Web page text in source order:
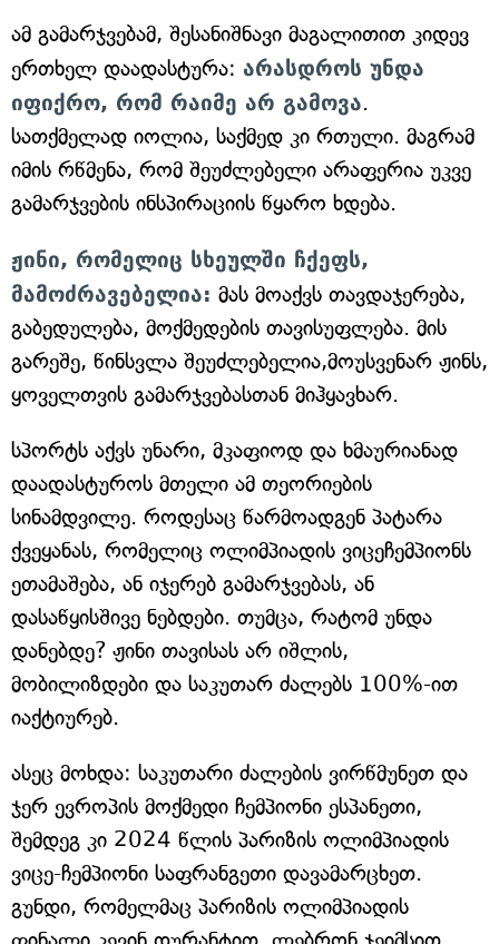
ამ გამარჯვებამ, შესანიშნავი მაგალითით კიდევ
ერთხელ დაადასტურა: არასდროს უნდა
იფიქრო, რომ რაიმე არ გამოვა.
სათქმელად იოლია, საქმედ კი რთული. მაგრამ
იმის რწმენა, რომ შეუძლებელი არაფერია უკვე
გამარჯვების ინსპირაციის წყარო ხდება.
ჟინი, რომელიც სხეულში ჩქეფს,
მამოძრავებელია: მას მოაქვს თავდაჯერება,
გაბედულება, მოქმედების თავისუფლება. მის
გარეშე, წინსვლა შეუძლებელია,მოუსვენარ ჟინს,
ყოველთვის გამარჯვებასთან მიჰყავხარ.
სპორტს აქვს უნარი, მკაფიოდ და ხმაურიანად
დაადასტუროს მთელი ამ თეორიების
სინამდვილე. როდესაც წარმოადგენ პატარა
ქვეყანას, რომელიც ოლიმპიადის ვიცეჩემპიონს
ეთამაშება, ან იჯერებ გამარჯვებას, ან
დასაწყისშივე ნებდები. თუმცა, რატომ უნდა
დანებდე? ჟინი თავისას არ იშლის,
მობილიზდები და საკუთარ ძალებს 100%-ით
იაქტიურებ.
ასეც მოხდა: საკუთარი ძალების ვირწმუნეთ და
ჯერ ევროპის მოქმედი ჩემპიონი ესპანეთი,
შემდეგ კი 2024 წლის პარიზის ოლიმპიადის
ვიცე-ჩემპიონი საფრანგეთი დავამარცხეთ.
გუნდი, რომელმაც პარიზის ოლიმპიადის